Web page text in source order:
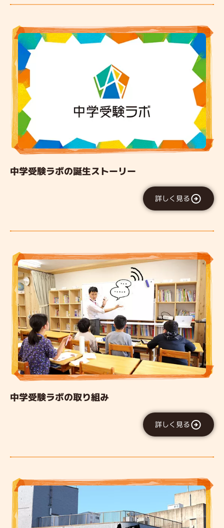
中学受験ラボの誕生ストーリー
詳しく見る
中学受験ラボの取り組み
詳しく見る